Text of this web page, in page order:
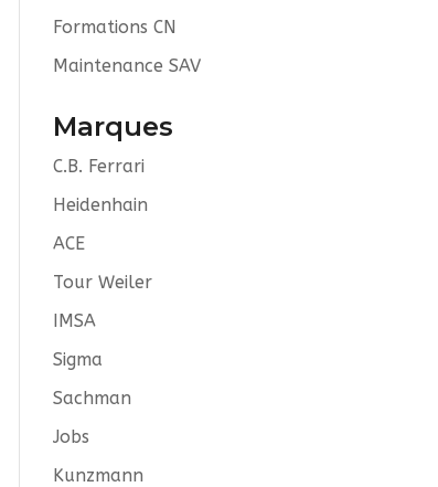
Formations CN
Maintenance SAV
Marques
C.B. Ferrari
Heidenhain
ACE
Tour Weiler
IMSA
Sigma
Sachman
Jobs
Kunzmann